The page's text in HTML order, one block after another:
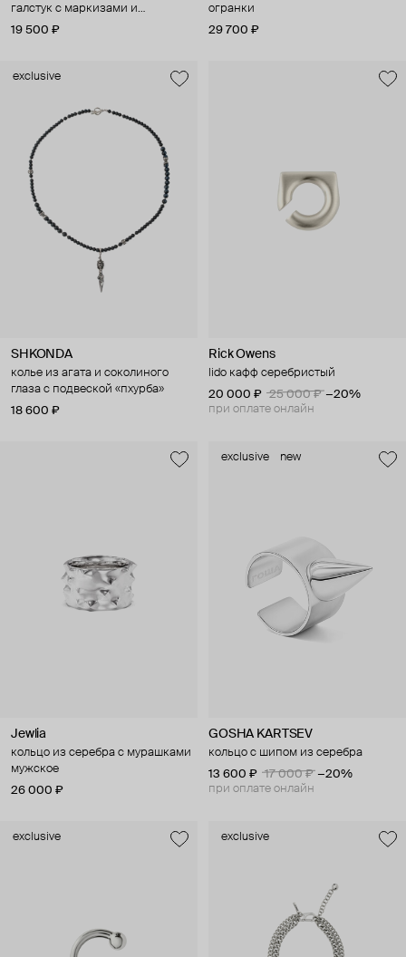
галстук с маркизами и
маленькими звездами
19 500 ₽
огранки
29 700 ₽
exclusive
SHKONDA
колье из агата и соколиного
глаза с подвеской «пхурба»
18 600 ₽
Rick Owens
lido кафф серебристый
20 000 ₽
25 000 ₽ −20%
при оплате онлайн
Jewlia
кольцо из серебра с мурашками
мужское
26 000 ₽
exclusive new
GOSHA KARTSEV
кольцо с шипом из серебра
13 600 ₽
17 000 ₽ −20%
при оплате онлайн
exclusive exclusive